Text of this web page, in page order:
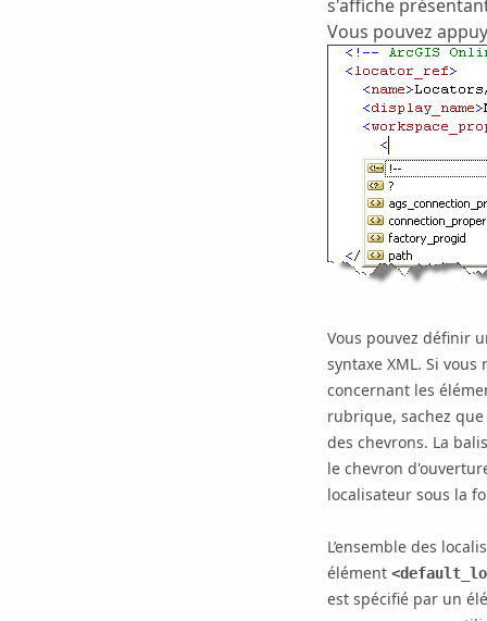
s'affiche
Vous pouvez
Vous pouvez définir
syntaxe XML. Si
concernant les
rubrique, sachez
des chevrons. La
le chevron
localisateur sous la
L’ensemble des
élément
est spécifié par un